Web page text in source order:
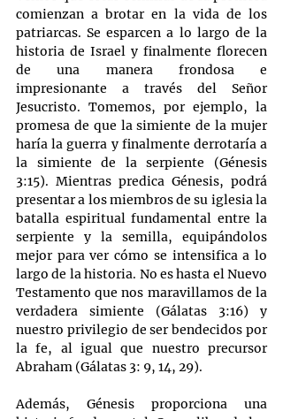
comienzan a brotar en la vida de los
patriarcas. Se esparcen a lo largo de la
historia de Israel y finalmente florecen
de una manera frondosa e
impresionante a través del Señor
Jesucristo. Tomemos, por ejemplo, la
promesa de que la simiente de la mujer
haría la guerra y finalmente derrotaría a
la simiente de la serpiente (Génesis
3:15). Mientras predica Génesis, podrá
presentar a los miembros de su iglesia la
batalla espiritual fundamental entre la
serpiente y la semilla, equipándolos
mejor para ver cómo se intensifica a lo
largo de la historia. No es hasta el Nuevo
Testamento que nos maravillamos de la
verdadera simiente (Gálatas 3:16) y
nuestro privilegio de ser bendecidos por
la fe, al igual que nuestro precursor
Abraham (Gálatas 3: 9, 14, 29).
Además, Génesis proporciona una